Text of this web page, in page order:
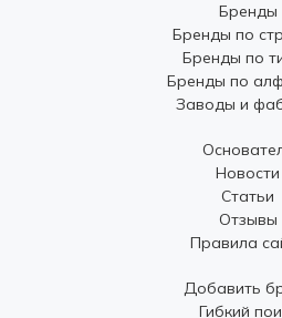
Бренды
Бренды по
Бренды по
Бренды по
Заводы и
Новости
Статьи
Отзывы
Правила
Добавить
Гибкий